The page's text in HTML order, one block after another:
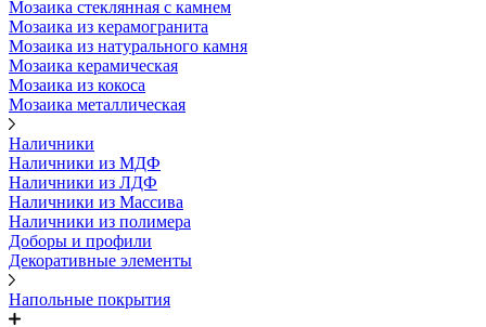
Мозаика стеклянная с камнем
Мозаика из керамогранита
Мозаика из натурального камня
Мозаика керамическая
Мозаика из кокоса
Мозаика металлическая
Наличники
Наличники из МДФ
Наличники из ЛДФ
Наличники из Массива
Наличники из полимера
Доборы и профили
Декоративные элементы
Напольные покрытия